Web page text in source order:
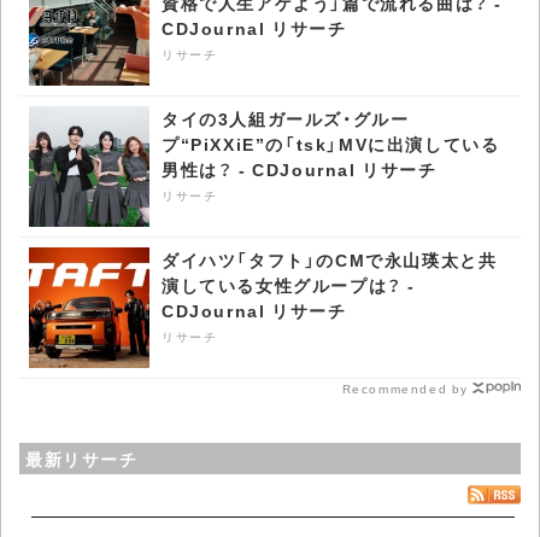
CDJournal リサーチ
リサーチ
タイの3人組ガールズ・グルー
プ“PiXXiE”の「tsk」MVに出演している
男性は？ - CDJournal リサーチ
リサーチ
ダイハツ「タフト」のCMで永山瑛太と共
演している女性グループは？ -
CDJournal リサーチ
リサーチ
Recommended by
最新リサーチ